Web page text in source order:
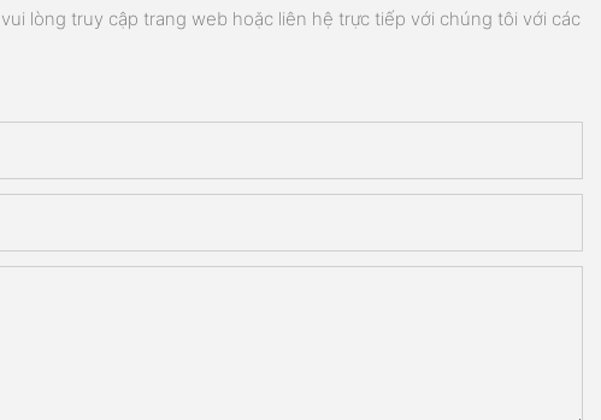
lòng truy cập trang web hoặc liên hệ trực tiếp với chúng tôi với các